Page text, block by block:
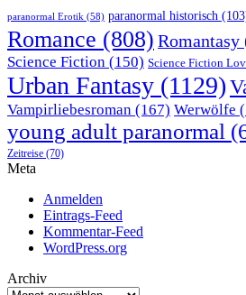
paranormal Erotik (58) paranormal historisch
Romance (808) Romantasy
Science Fiction (150) Science Fiction
Urban Fantasy (1129)
Vampirliebesroman (167) Werwölfe
young adult paranormal
Zeitreise (70)
Meta
Anmelden
Eintrags-Feed
Kommentar-Feed
WordPress.org
Archiv